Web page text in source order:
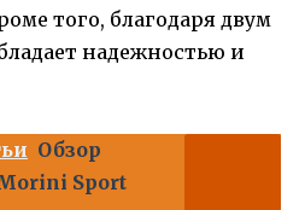
того, благодаря двум
надежностью и
Обзор
Sport